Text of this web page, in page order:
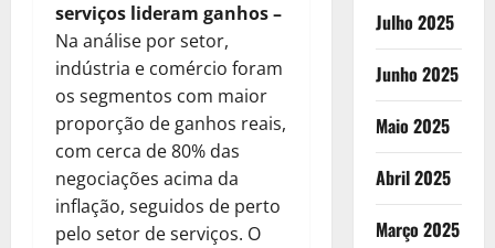
serviços lideram ganhos–
Na análise por setor,
indústria e comércio foram
os segmentos com maior
proporção de ganhos reais,
com cerca de 80% das
negociações acima da
inflação, seguidos de perto
pelo setor de serviços. O
Julho 2025
Junho 2025
Maio 2025
Abril 2025
Março 2025